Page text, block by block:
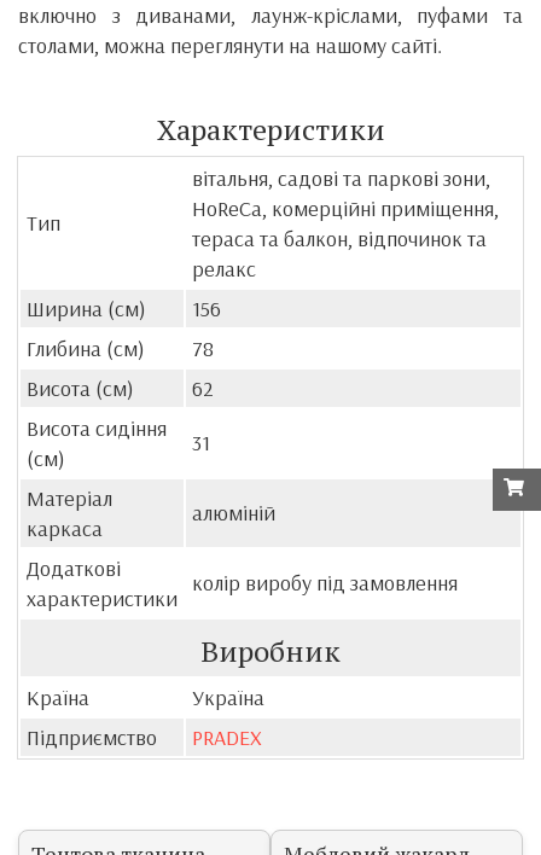
включно з диванами, лаунж-кріслами, пуфами та
столами, можна переглянути на нашому сайті.
Характеристики
Тип
вітальня, садові та паркові зони,
HoReCa, комерційні приміщення,
тераса та балкон, відпочинок та
релакс
Ширина (см)
156
Глибина (см)
78
Висота (см)
62
Висота сидіння
(см)
31
Матеріал
каркаса
алюміній
Додаткові
характеристики
колір виробу під замовлення
Виробник
Країна
Україна
Підприємство
PRADEX